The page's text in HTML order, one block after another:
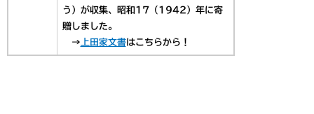
う）が収集、昭和17（1942）年に寄
贈しました。
→ 上田家文書はこちらから！